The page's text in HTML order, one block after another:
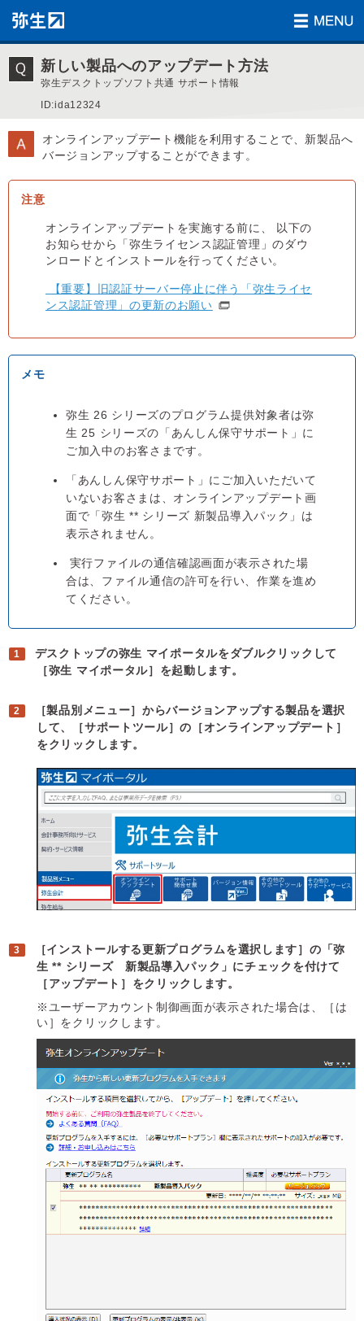
新しい製品へのアップデート方法
弥生デスクトップソフト共通 サポート情報
ID:ida12324
オンラインアップデート機能を利用することで、新製品へ
バージョンアップすることができます。
オンラインアップデートを実施する前に、 以下の
お知らせから「弥生ライセンス認証管理」のダウ
ンロードとインストールを行ってください。
【重要】旧認証サーバー停止に伴う「弥生ライセ
ンス認証管理」の更新のお願い
弥生 26 シリーズのプログラム提供対象者は弥
生 25 シリーズの「あんしん保守サポート」に
ご加入中のお客さまです。
「あんしん保守サポート」にご加入いただいて
いないお客さまは、オンラインアップデート画
面で「弥生 ** シリーズ 新製品導入パック」は
表示されません。
実行ファイルの通信確認画面が表示された場
合は、ファイル通信の許可を行い、作業を進め
てください。
デスクトップの弥生 マイポータルをダブルクリックして
［弥生 マイポータル］を起動します。
［製品別メニュー］からバージョンアップする製品を選択
して、［サポートツール］の［オンラインアップデート］
をクリックします。
［インストールする更新プログラムを選択します］の「弥
生 ** シリーズ 新製品導入パック」にチェックを付けて
［アップデート］をクリックします。
※ユーザーアカウント制御画面が表示された場合は、［は
い］をクリックします。